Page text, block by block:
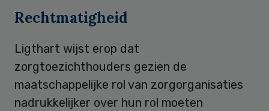
Rechtmatigheid
Ligthart wijst erop dat
zorgtoezichthouders gezien de
maatschappelijke rol van zorgorganisaties
nadrukkelijker over hun rol moeten